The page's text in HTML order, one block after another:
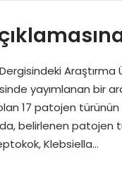
yayımlanan bir
17 patojen
belirlenen
Klebsiella…